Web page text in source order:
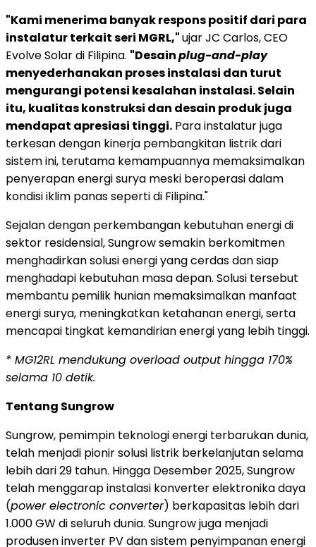
"Kami menerima banyak respons positif dari para
instalatur terkait seri MGRL,"ujar JC Carlos, CEO
Evolve Solar di Filipina. "Desainplug-and-play
menyederhanakan proses instalasi dan turut
mengurangi potensi kesalahan instalasi. Selain
itu, kualitas konstruksi dan desain produk juga
mendapat apresiasi tinggi. Para instalatur juga
terkesan dengan kinerja pembangkitan listrik dari
sistem ini, terutama kemampuannya memaksimalkan
penyerapan energi surya meski beroperasi dalam
kondisi iklim panas seperti di Filipina."
Sejalan dengan perkembangan kebutuhan energi di
sektor residensial, Sungrow semakin berkomitmen
menghadirkan solusi energi yang cerdas dan siap
menghadapi kebutuhan masa depan. Solusi tersebut
membantu pemilik hunian memaksimalkan manfaat
energi surya, meningkatkan ketahanan energi, serta
mencapai tingkat kemandirian energi yang lebih tinggi.
* MG12RL mendukung overload output hingga 170%
selama 10 detik.
Tentang Sungrow
Sungrow, pemimpin teknologi energi terbarukan dunia,
telah menjadi pionir solusi listrik berkelanjutan selama
lebih dari 29 tahun. Hingga Desember 2025, Sungrow
telah menggarap instalasi konverter elektronika daya
(power electronic converter) berkapasitas lebih dari
1.000 GW di seluruh dunia. Sungrow juga menjadi
produsen inverter PV dan sistem penyimpanan energi